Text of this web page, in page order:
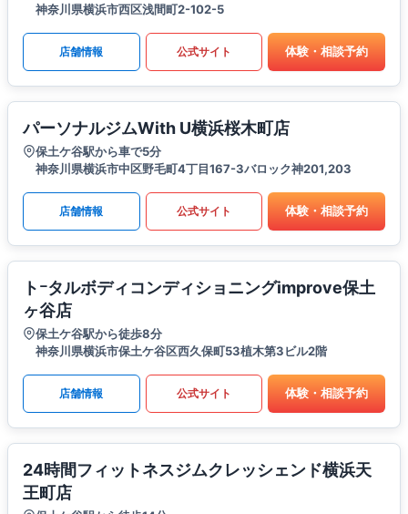
神奈川県横浜市西区浅間町2-102-5
店舗情報 公式サイト 体験・相談予約
パーソナルジムWith U横浜桜木町店
保土ケ谷駅から車で5分
神奈川県横浜市中区野毛町4丁目167-3バロック神201,203
店舗情報 公式サイト 体験・相談予約
トｰタルボディコンディショニングimprove保土
ヶ谷店
保土ケ谷駅から徒歩8分
神奈川県横浜市保土ケ谷区西久保町53植木第3ビル2階
店舗情報 公式サイト 体験・相談予約
24時間フィットネスジムクレッシェンド横浜天
王町店